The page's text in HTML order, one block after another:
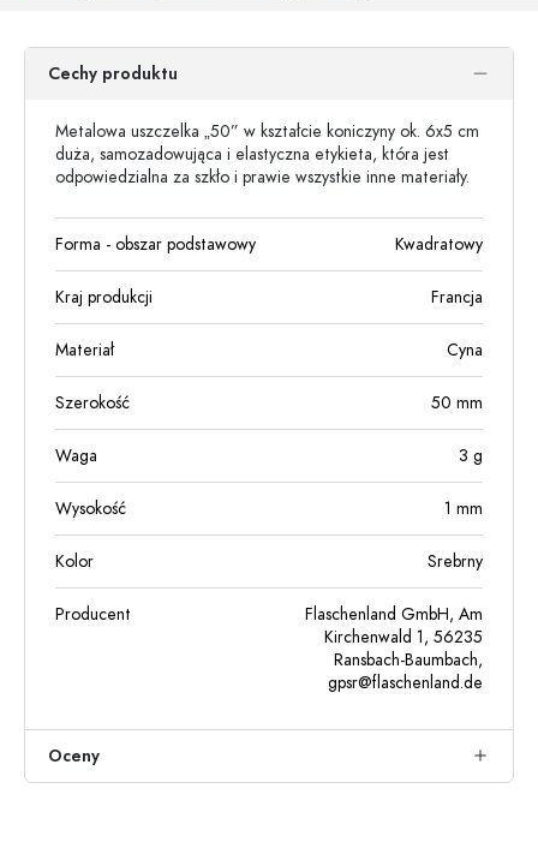
Cechy produktu
Metalowa uszczelka „50” w kształcie koniczyny ok. 6x5 cm
duża, samozadowująca i elastyczna etykieta, która jest
odpowiedzialna za szkło i prawie wszystkie inne materiały.
Forma - obszar podstawowy Kwadratowy
Kraj produkcji Francja
Materiał Cyna
Szerokość 50 mm
Waga 3 g
Wysokość 1 mm
Kolor Srebrny
Producent
Flaschenland GmbH, Am
Kirchenwald 1, 56235
Ransbach-Baumbach,
gpsr@flaschenland.de
Oceny